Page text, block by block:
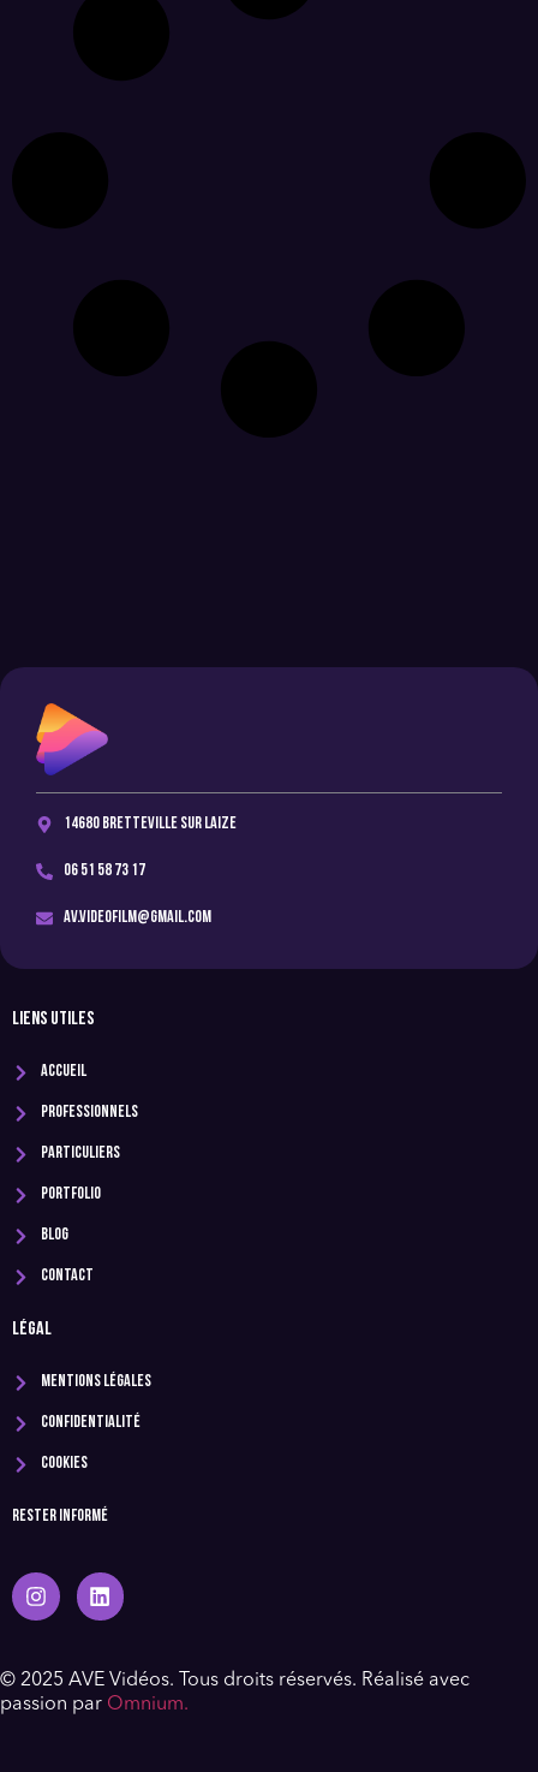
14680 Bretteville sur Laize
06 51 58 73 17
av.videofilm@gmail.com
LIENS UTILES
Accueil
Professionnels
Particuliers
Portfolio
Blog
Contact
LÉGAL
Mentions légales
Confidentialité
Cookies
Rester informé
© 2025 AVE Vidéos. Tous droits réservés. Réalisé avec
passion par Omnium.